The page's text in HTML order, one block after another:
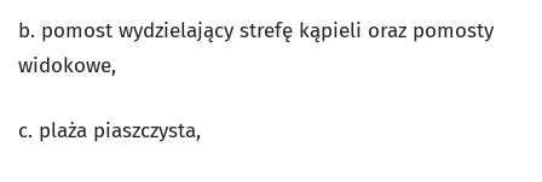
b. pomost wydzielający strefę kąpieli oraz pomosty
widokowe,
c. plaża piaszczysta,